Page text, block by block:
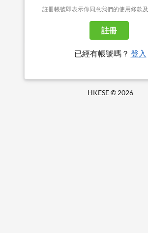
註冊帳號即表示你同意我們的使用條款及
註冊
已經有帳號嗎？ 登入
HKESE © 2026